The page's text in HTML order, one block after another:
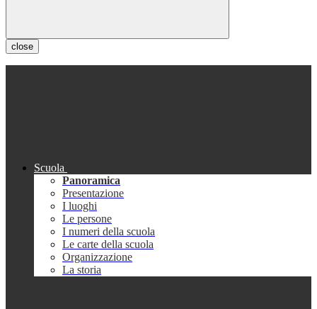
close
Scuola
Panoramica
Presentazione
I luoghi
Le persone
I numeri della scuola
Le carte della scuola
Organizzazione
La storia